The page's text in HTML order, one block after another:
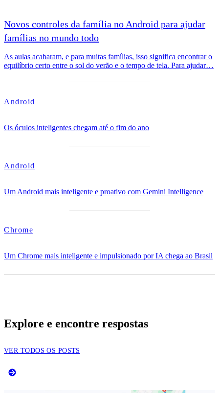
Novos controles da família no Android para ajudar
famílias no mundo todo
As aulas acabaram, e para muitas famílias, isso significa encontrar o
equilíbrio certo entre o sol do verão e o tempo de tela. Para ajudar…
Android
Os óculos inteligentes chegam até o fim do ano
Android
Um Android mais inteligente e proativo com Gemini Intelligence
Chrome
Um Chrome mais inteligente e impulsionado por IA chega ao Brasil
Explore e encontre respostas
VER TODOS OS POSTS